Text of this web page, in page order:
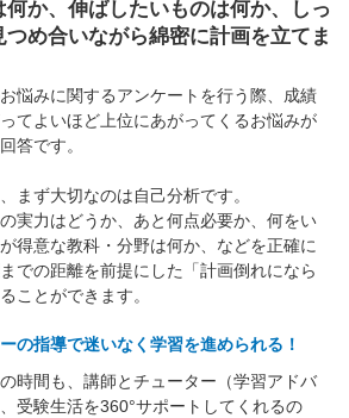
何か、伸ばしたいものは何か、しっ
め合いながら綿密に計画を立てま
悩みに関するアンケートを行う際、成績
てよいほど上位にあがってくるお悩みが
答です。
まず大切なのは自己分析です。
実力はどうか、あと何点必要か、何をい
得意な教科・分野は何か、などを正確に
での距離を前提にした「計画倒れになら
ことができます。
の指導で迷いなく学習を進められる！
時間も、講師とチューター（学習アドバ
受験生活を360°サポートしてくれるの